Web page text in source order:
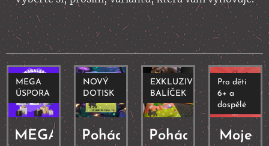
MEGA
MEGA
ÚSPORA
Pohádky
NOVÝ
DOTISK
Pohádky
EXKLUZIVNÍ
BALÍČEK
Moje
Pro děti
6+ a
dospělé